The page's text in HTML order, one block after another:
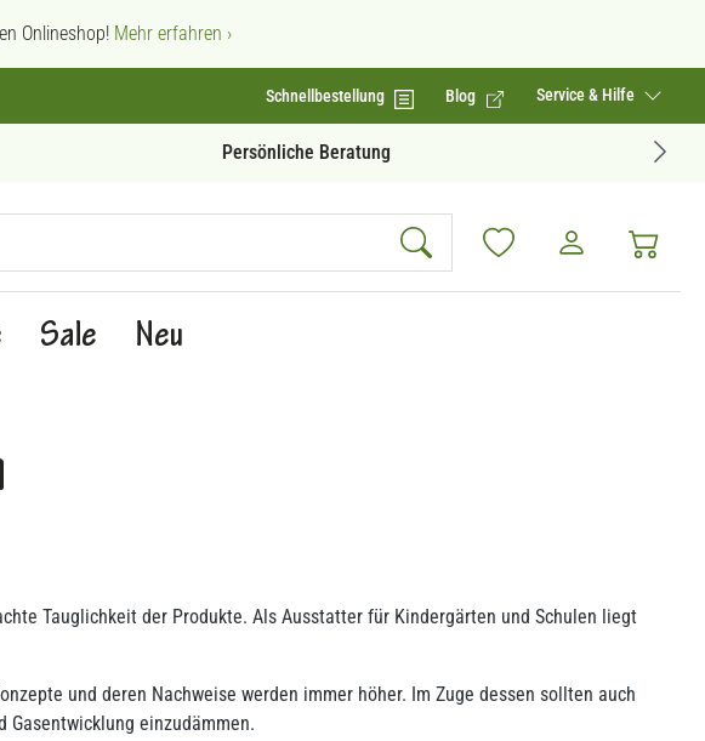
Onlineshop! Mehr erfahren ›
Schnellbestellung Blog Service & Hilfe
Geprüfte Produktqualität
Sale Neu
Tauglichkeit der Produkte. Als Ausstatter für Kindergärten und Schulen liegt
und deren Nachweise werden immer höher. Im Zuge dessen sollten auch
einzudämmen.